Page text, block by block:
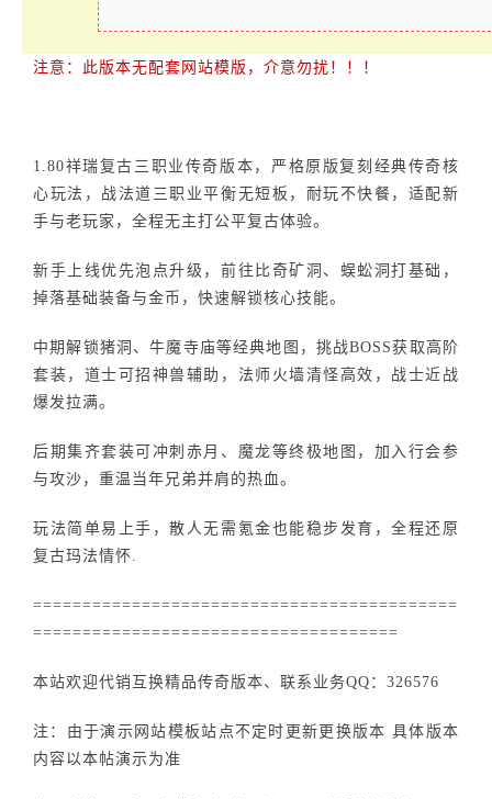
注意：此版本无配套网站模版，介意勿扰！！！
1.80祥瑞复古三职业传奇版本，严格原版复刻经典传奇核
心玩法，战法道三职业平衡无短板，耐玩不快餐，适配新
手与老玩家，全程无主打公平复古体验。
新手上线优先泡点升级，前往比奇矿洞、蜈蚣洞打基础，
掉落基础装备与金币，快速解锁核心技能。
中期解锁猪洞、牛魔寺庙等经典地图，挑战BOSS获取高阶
套装，道士可招神兽辅助，法师火墙清怪高效，战士近战
爆发拉满。
后期集齐套装可冲刺赤月、魔龙等终极地图，加入行会参
与攻沙，重温当年兄弟并肩的热血。
玩法简单易上手，散人无需氪金也能稳步发育，全程还原
复古玛法情怀.
===========================================
=====================================
本站欢迎代销互换精品传奇版本、联系业务QQ：326576
注：由于演示网站模板站点不定时更新更换版本 具体版本
内容以本帖演示为准